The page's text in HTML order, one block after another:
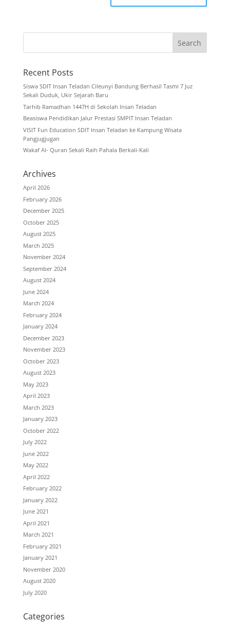
Recent Posts
Siswa SDIT Insan Teladan Cileunyi Bandung Berhasil Tasmi 7 Juz
Sekali Duduk, Ukir Sejarah Baru
Tarhib Ramadhan 1447H di Sekolah Insan Teladan
Beasiswa Pendidikan Jalur Prestasi SMPIT Insan Teladan
VISIT Fun Education SDIT Insan Teladan ke Kampung Wisata
Pangjugjugan
Wakaf Al- Quran Sekali Raih Pahala Berkali-Kali
Archives
April 2026
February 2026
December 2025
October 2025
August 2025
March 2025
November 2024
September 2024
August 2024
June 2024
March 2024
February 2024
January 2024
December 2023
November 2023
October 2023
August 2023
May 2023
April 2023
March 2023
January 2023
October 2022
July 2022
June 2022
May 2022
April 2022
February 2022
January 2022
June 2021
April 2021
March 2021
February 2021
January 2021
November 2020
August 2020
July 2020
Categories